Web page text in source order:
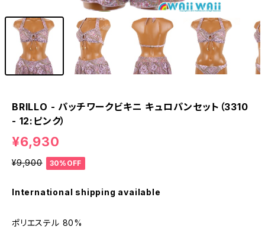
BRILLO - パッチワークビキニ キュロパンセット（3310
- 12:ピンク）
¥6,930
¥9,900 30%OFF
International shipping available
ポリエステル 80%